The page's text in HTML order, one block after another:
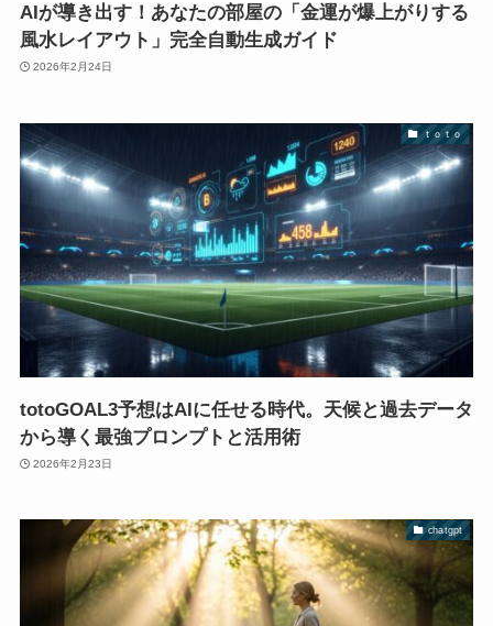
AIが導き出す！あなたの部屋の「金運が爆上がりする
風水レイアウト」完全自動生成ガイド
2026年2月24日
ｔｏｔｏ
totoGOAL3予想はAIに任せる時代。天候と過去データ
から導く最強プロンプトと活用術
2026年2月23日
chatgpt